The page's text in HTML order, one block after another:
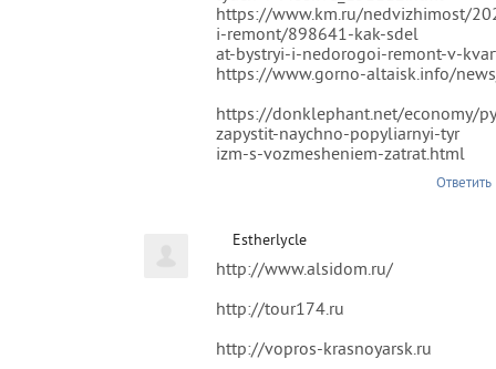
https://www.km.ru/nedvizhimost/
i-remont/898641-kak-sdel
at-bystryi-i-nedorogoi-remont-v-
https://www.gorno-altaisk.info/
https://donklephant.net/economy/
zapystit-naychno-popyliarnyi-tyr
izm-s-vozmesheniem-zatrat.html
Ответить
Estherlycle
http://www.alsidom.ru/
http://tour174.ru
http://vopros-krasnoyarsk.ru